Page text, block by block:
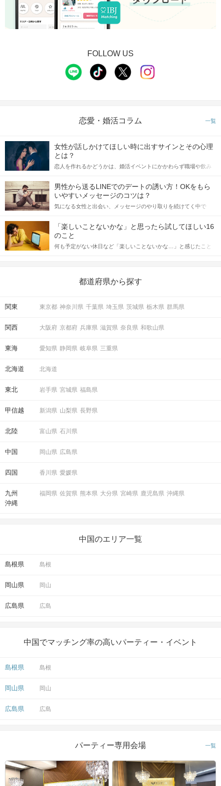
FOLLOW US
恋愛・婚活コラム 一覧
女性が話しかけてほしい時に出すサインとその心理
とは？
恋人を作れるかどうかは、婚活イベントにかかわらず職場や飲み
てアプローチできるかにも左右されます。 これから恋人作りを本
格的に始めようとしている方は、女性が異性を求めて出すサイン
をしっかりと理解し、正しい行動に移せるかどうかが重要。 この
記事では、女性が話しかけて欲しい時に出すサインとその心理を
合にどのような行動に繋げるべきかをご紹介していきます。
男性から送るLINEでのデートの誘い方！OKをもら
いやすいメッセージのコツは？
気になる女性と出会い、メッセージのやり取りを続けてく中で
しかし、中には「どう誘ったらいいの？」とお困りの男性もいら
っしゃるのではないでしょうか。 そこで今回は、男性から女性へ
送るLINEでのデートの誘い方のコツをご紹介します。例文も混じ
えながら解説するので、ぜひ参考にしてください。
「楽しいことないかな」と思ったら試してほしい16
のこと
何も予定がない休日など「楽しいことないかな…」と感じたこと
の楽しいことアイデアを集めました♪ いままさに楽しいことを探し
都道府県から探す
関東 東京都 神奈川県 千葉県 埼玉県 茨城県 栃木県 群馬県
関西 大阪府 京都府 兵庫県 滋賀県 奈良県 和歌山県
東海 愛知県 静岡県 岐阜県 三重県
北海道 北海道
東北 岩手県 宮城県 福島県
甲信越 新潟県 山梨県 長野県
北陸 富山県 石川県
中国 岡山県 広島県
四国 香川県 愛媛県
九州
沖縄
福岡県 佐賀県 熊本県 大分県 宮崎県 鹿児島県 沖縄県
中国のエリア一覧
島根県 島根
岡山県 岡山
広島県 広島
中国でマッチング率の高いパーティー・イベント
島根県 島根
岡山県 岡山
広島県 広島
パーティー専用会場 一覧